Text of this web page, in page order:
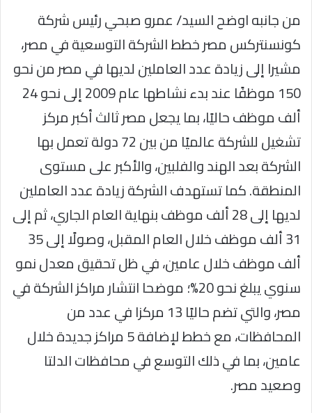
من جانبه اوضح السيد/ عمرو صبحي رئيس شركة
كونسنتركس مصر خطط الشركة التوسعية في مصر،
مشيرا إلى زيادة عدد العاملين لديها في مصر من نحو
150 موظفًا عند بدء نشاطها عام 2009 إلى نحو 24
ألف موظف حاليًا، بما يجعل مصر ثالث أكبر مركز
تشغيل للشركة عالميًا من بين 72 دولة تعمل بها
الشركة بعد الهند والفلبين، والأكبر على مستوى
المنطقة. كما تستهدف الشركة زيادة عدد العاملين
لديها إلى 28 ألف موظف بنهاية العام الجاري، ثم إلى
31 ألف موظف خلال العام المقبل، وصولًا إلى 35
ألف موظف خلال عامين، في ظل تحقيق معدل نمو
سنوي يبلغ نحو 20%؛ موضحا انتشار مراكز الشركة في
مصر، والتي تضم حاليًا 13 مركزا في عدد من
المحافظات، مع خطط لإضافة 5 مراكز جديدة خلال
عامين، بما في ذلك التوسع في محافظات الدلتا
وصعيد مصر.